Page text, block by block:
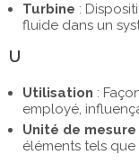
Turbine :
fluide dans un
U
Utilisation :
employé,
Unité de mesure
éléments tels